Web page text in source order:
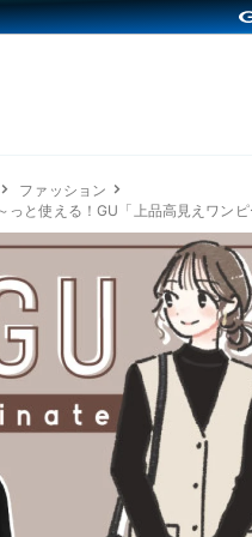
ファッション
と使える！GU「上品高見えワン